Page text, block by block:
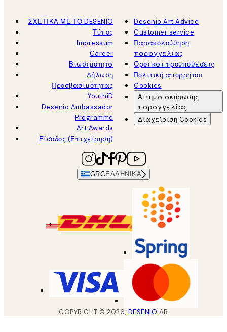
ΣΧΕΤΙΚΑ ΜΕ ΤΟ DESENIO
Τύπος
Impressum
Career
Βιωσιμότητα
Δήλωση
Προσβασιμότητας
YouthiD
Desenio Ambassador
Programme
Art Awards
Είσοδος (Επιχείρηση)
Desenio Art Advice
Customer service
Παρακολούθηση
παραγγελίας
Όροι και προϋποθέσεις
Πολιτική απορρήτου
Cookies
Αίτημα ακύρωσης
παραγγελίας
Διαχείριση Cookies
GRC ΕΛΛΗΝΙΚΆ
COPYRIGHT ©2026, DESENIO AB